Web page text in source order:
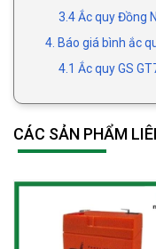
3.4 Ắc quy Đồng
4. Báo giá bình ắc
4.1 Ắc quy GS
CÁC SẢN PHẨM